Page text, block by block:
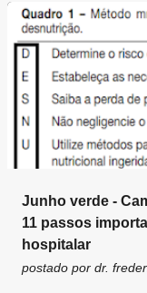
Junho verde -
11 passos
hospitalar
postado por dr.